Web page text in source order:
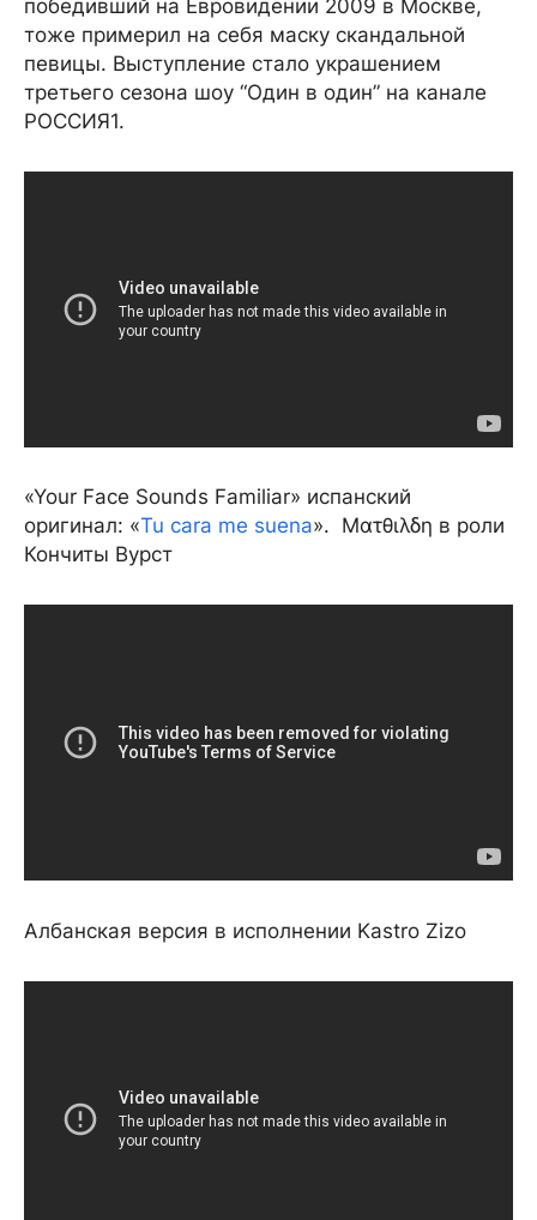
победивший на Евровидении 2009 в Москве,
тоже примерил на себя маску скандальной
певицы. Выступление стало украшением
третьего сезона шоу “Один в один” на канале
РОССИЯ1.
«Your Face Sounds Familiar» испанский
оригинал: «Tu cara me suena». Ματθιλδη в роли
Кончиты Вурст
Албанская версия в исполнении Kastro Zizo